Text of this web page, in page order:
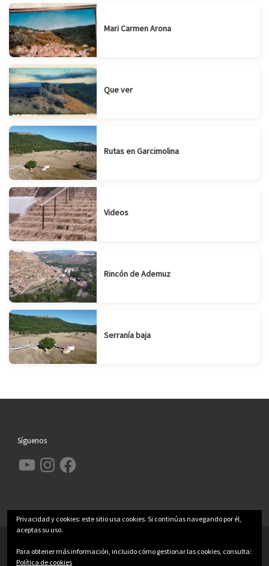
Mari Carmen Arona
Que ver
Rutas en Garcimolina
Videos
Rincón de Ademuz
Serranía baja
Síguenos
YouTube InstagramFacebook
Funciona con
Privacidad y cookies: este sitio usa cookies. Si continúas navegando por él,
aceptas su uso.
Para obtener más información, incluido cómo gestionar las cookies, consulta:
Política de cookies